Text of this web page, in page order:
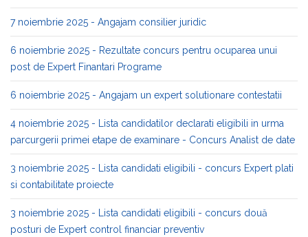
7 noiembrie 2025 - Angajam consilier juridic
6 noiembrie 2025 - Rezultate concurs pentru ocuparea unui
post de Expert Finantari Programe
6 noiembrie 2025 - Angajam un expert solutionare contestatii
4 noiembrie 2025 - Lista candidatilor declarati eligibili in urma
parcurgerii primei etape de examinare - Concurs Analist de date
3 noiembrie 2025 - Lista candidati eligibili - concurs Expert plati
si contabilitate proiecte
3 noiembrie 2025 - Lista candidati eligibili - concurs două
posturi de Expert control financiar preventiv